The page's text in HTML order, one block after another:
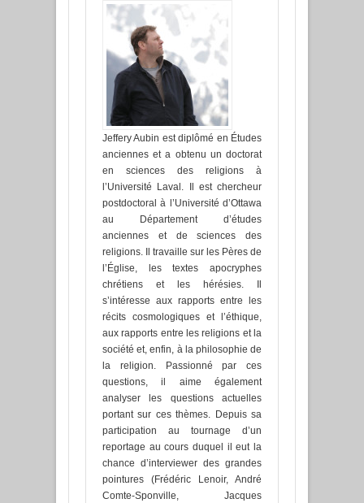
Jeffery Aubin est diplômé en Études
anciennes et a obtenu un doctorat
en sciences des religions à
l’Université Laval. Il est chercheur
postdoctoral à l’Université d’Ottawa
au Département d’études
anciennes et de sciences des
religions. Il travaille sur les Pères de
l’Église, les textes apocryphes
chrétiens et les hérésies. Il
s’intéresse aux rapports entre les
récits cosmologiques et l’éthique,
aux rapports entre les religions et la
société et, enfin, à la philosophie de
la religion. Passionné par ces
questions, il aime également
analyser les questions actuelles
portant sur ces thèmes. Depuis sa
participation au tournage d’un
reportage au cours duquel il eut la
chance d’interviewer des grandes
pointures (Frédéric Lenoir, André
Comte-Sponville, Jacques